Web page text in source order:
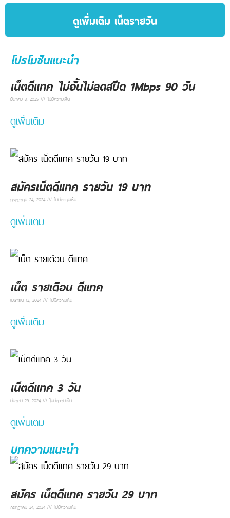
ดูเพิ่มเติม เน็ตรายวัน
โปรโมชันแนะนำ
เน็ตดีแทค ไม่อั้นไม่ลดสปีด 1Mbps 90 วัน
มีนาคม 3, 2025 ไม่มีความเห็น
ดูเพิ่มเติม
สมัครเน็ตดีแทค รายวัน 19 บาท
กรกฎาคม 24, 2024 ไม่มีความเห็น
ดูเพิ่มเติม
เน็ต รายเดือน ดีแทค
เมษายน 12, 2024 ไม่มีความเห็น
ดูเพิ่มเติม
เน็ตดีแทค 3 วัน
มีนาคม 29, 2024 ไม่มีความเห็น
ดูเพิ่มเติม
บทความแนะนำ
สมัคร เน็ตดีแทค รายวัน 29 บาท
กรกฎาคม 24, 2024 ไม่มีความเห็น